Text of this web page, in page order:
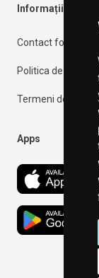
Informații
Contact form
Politica de
Termeni de
Apps